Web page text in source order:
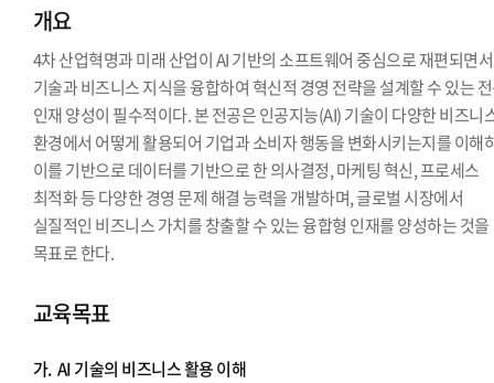
개요
4차 산업혁명과 미래 산업이 AI 기반의 소프트웨어 중심으로 재편되면
기술과 비즈니스 지식을 융합하여 혁신적 경영 전략을 설계할 수 있는
인재 양성이 필수적이다. 본 전공은 인공지능(AI) 기술이 다양한 비즈니
환경에서 어떻게 활용되어 기업과 소비자 행동을 변화시키는지를 이해
이를 기반으로 데이터를 기반으로 한 의사결정, 마케팅 혁신, 프로세스
최적화 등 다양한 경영 문제 해결 능력을 개발하며, 글로벌 시장에서
실질적인 비즈니스 가치를 창출할 수 있는 융합형 인재를 양성하는 것을
목표로 한다.
교육목표
가. AI 기술의 비즈니스 활용 이해